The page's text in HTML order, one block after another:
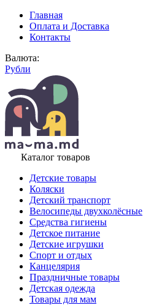
Главная
Оплата и Доставка
Контакты
Валюта:
Рубли
Каталог товаров
Детские товары
Коляски
Детский транспорт
Велосипеды двухколёсные
Средства гигиены
Детское питание
Детские игрушки
Спорт и отдых
Канцелярия
Праздничные товары
Детская одежда
Товары для мам